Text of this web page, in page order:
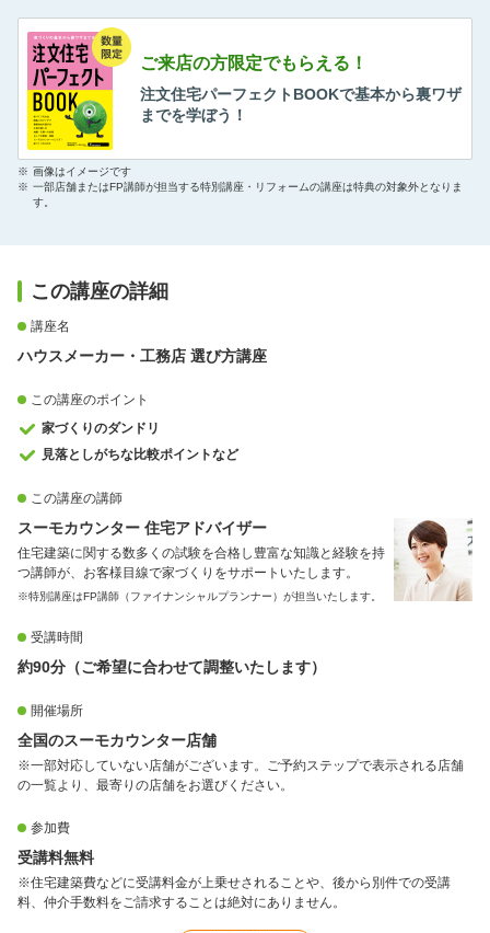
ご来店の方限定でもらえる！
注文住宅パーフェクトBOOKで基本から裏ワザ
までを学ぼう！
※ 画像はイメージです
※ 一部店舗またはFP講師が担当する特別講座・リフォームの講座は特典の対象外となりま
す。
この講座の詳細
講座名
ハウスメーカー・工務店 選び方講座
この講座のポイント
家づくりのダンドリ
見落としがちな比較ポイントなど
この講座の講師
スーモカウンター 住宅アドバイザー
住宅建築に関する数多くの試験を合格し豊富な知識と経験を持
つ講師が、お客様目線で家づくりをサポートいたします。
※特別講座はFP講師（ファイナンシャルプランナー）が担当いたします。
受講時間
約90分（ご希望に合わせて調整いたします）
開催場所
全国のスーモカウンター店舗
※一部対応していない店舗がございます。ご予約ステップで表示される店舗
の一覧より、最寄りの店舗をお選びください。
参加費
受講料無料
※住宅建築費などに受講料金が上乗せされることや、後から別件での受講
料、仲介手数料をご請求することは絶対にありません。